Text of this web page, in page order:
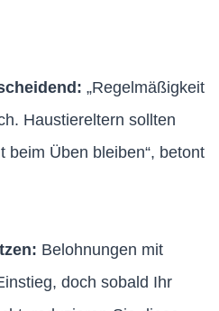
„Regelmäßigkeit
Haustiereltern sollten
beim Üben bleiben“, betont
Belohnungen mit
doch sobald Ihr